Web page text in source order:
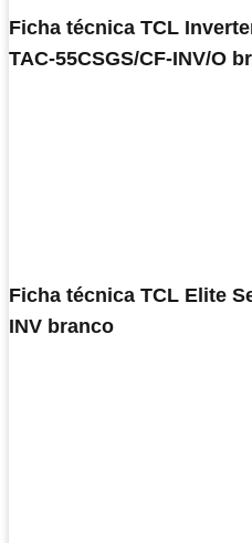
Ficha técnica TCL
TAC-55CSGS/CF-INV/O
Ficha técnica TCL Elite
INV branco